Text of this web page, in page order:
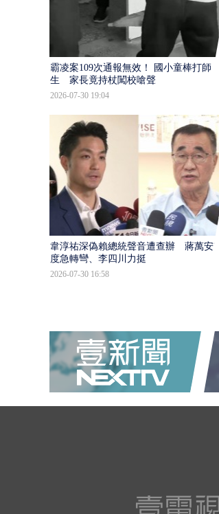
霸凌案109次通報無效！ 國小童棒打師
生 家長竟持杖闖校嗆聲
2026-07-30 19:04
韋淳祐深偽賴總統聲音遭查辦 蔣萬安態
度急轉彎、李四川力挺
2026-07-30 16:58